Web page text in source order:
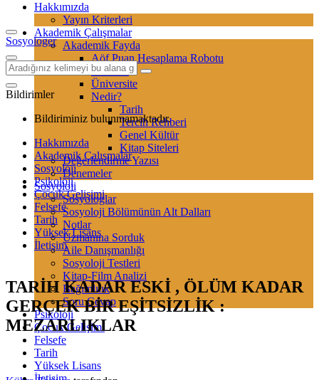
Hakkımızda
Yayın Kriterleri
Akademik Çalışmalar
Akademik Fayda
Aöf Puan Hesaplama Robotu
Sertifika
Üniversite
Nedir?
Tarih
Tercih Rehberi
Genel Kültür
Kitap Siteleri
Değerlendirme Yazısı
Denemeler
Sosyoloji
Sosyologlar
Sosyoloji Bölümünün Alt Dalları
Notlar
Uzmanına Sorduk
Aile Danışmanlığı
Sosyoloji Testleri
Kitap-Film Analizi
Bağımlılık
Soru Cevap
Psikoloji
Çocuk Gelişimi
Felsefe
Tarih
Yüksek Lisans
Sosyologer
Bildirimler
Bildiriminiz bulunmamaktadır.
Hakkımızda
Akademik Çalışmalar
Sosyoloji
Psikoloji
Çocuk Gelişimi
Felsefe
Tarih
Yüksek Lisans
İletişim
TARİH KADAR ESKİ , ÖLÜM KADAR
GERÇEK BİR EŞİTSİZLİK :
MEZARLIKLAR